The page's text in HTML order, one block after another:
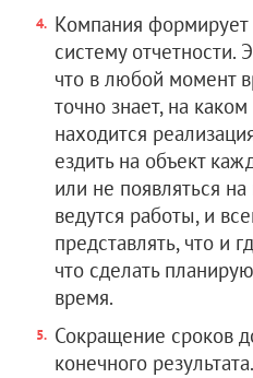
Компания формирует
систему отчетности.
что в любой момент
точно знает, на
находится
ездить на объект
или не появляться
ведутся работы, и
представлять, что и
что сделать
время.
Сокращение сроков
конечного